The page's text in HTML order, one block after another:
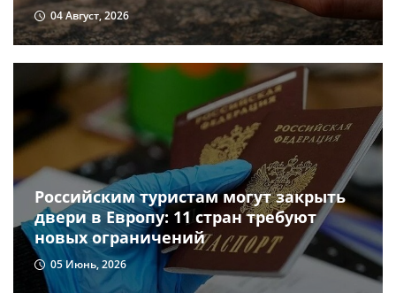
04 Август, 2026
Российским туристам могут закрыть
двери в Европу: 11 стран требуют
новых ограничений
05 Июнь, 2026